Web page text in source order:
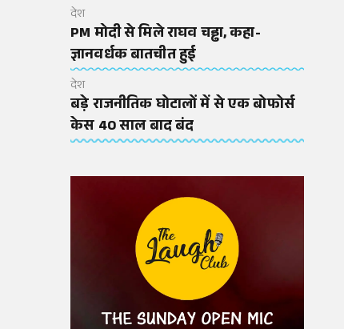
देश
PM मोदी से मिले राघव चड्ढा, कहा-
ज्ञानवर्धक बातचीत हुई
देश
बड़े राजनीतिक घोटालों में से एक बोफोर्स
केस 40 साल बाद बंद